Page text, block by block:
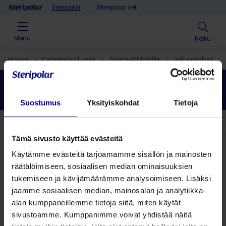
Suostumus Yksityiskohdat Tietoja
Tämä sivusto käyttää evästeitä
Käytämme evästeitä tarjoamamme sisällön ja mainosten
räätälöimiseen, sosiaalisen median ominaisuuksien
tukemiseen ja kävijämäärämme analysoimiseen. Lisäksi
jaamme sosiaalisen median, mainosalan ja analytiikka-
alan kumppaneillemme tietoja siitä, miten käytät
sivustoamme. Kumppanimme voivat yhdistää näitä
Skip to contentSteripolar Steripolar vet
Menu Haku
Hae ratkaisu
Hae tuote
Home > Osaamisalueet > Ammattilaisille > Infuusiohoidot
ja antibioottihoidot
Virtausnopeussetit